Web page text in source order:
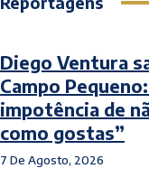
Diego Ventura
Campo
impotência de
como gostas”
7 De Agosto, 2026